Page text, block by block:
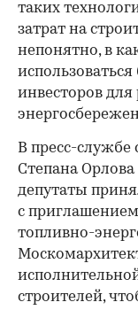
таких
затрат на
непонятно, в
инвесторов
В пресс-
Степана
депутаты
с
топливно-
строителей,